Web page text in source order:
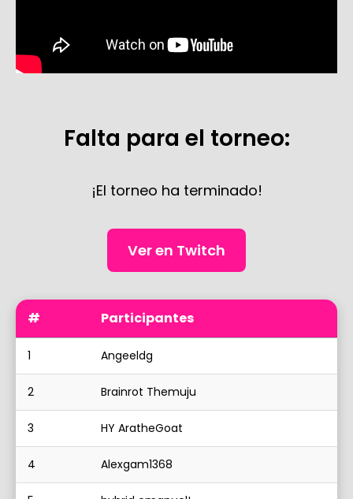
Falta para el torneo:
¡El torneo ha terminado!
Ver en Twitch
# Participantes
1 Angeeldg
2 Brainrot Themuju
3 HY AratheGoat
4 Alexgam1368